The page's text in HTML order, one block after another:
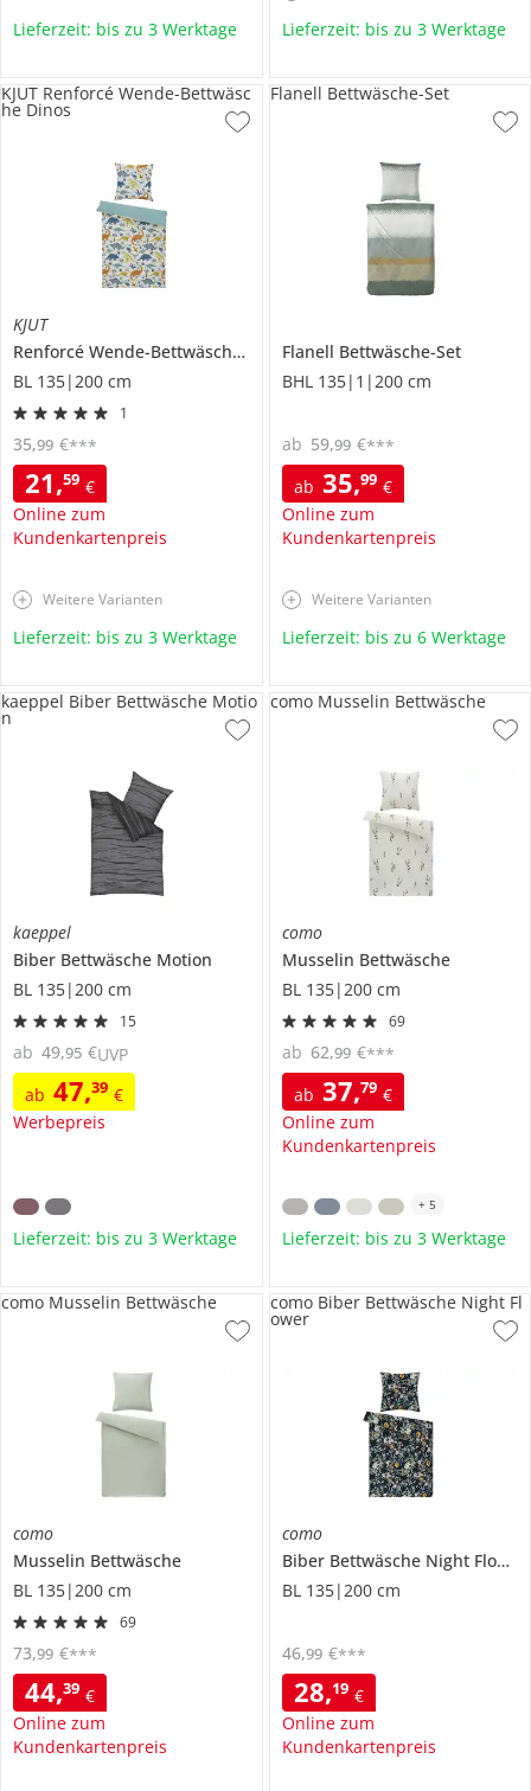
Lieferzeit: bis zu 3 Werktage Lieferzeit: bis zu 3 Werktage
KJUT
Renforcé Wende-Bettwäsche
Dinos
BL 135|200 cm
1
21,59 €
Online zum
Kundenkartenpreis
35,99 €***
KJUT Renforcé Wende-Bettwäsc
he Dinos
Weitere Varianten
Lieferzeit: bis zu 3 Werktage
Flanell Bettwäsche-Set
BHL 135|1|200 cm
ab 35,99 €
Online zum
Kundenkartenpreis
ab 59,99 €***
Flanell Bettwäsche-Set
Weitere Varianten
Lieferzeit: bis zu 6 Werktage
kaeppel
Biber Bettwäsche Motion
BL 135|200 cm
15
ab 47,39 €
Werbepreis
ab 49,95 €UVP
kaeppel Biber Bettwäsche Motio
n
Lieferzeit: bis zu 3 Werktage
como
Musselin Bettwäsche
BL 135|200 cm
69
ab 37,79 €
Online zum
Kundenkartenpreis
ab 62,99 €***
como Musselin Bettwäsche
+ 5
Lieferzeit: bis zu 3 Werktage
como
Musselin Bettwäsche
BL 135|200 cm
69
44,39 €
Online zum
Kundenkartenpreis
73,99 €***
como Musselin Bettwäsche
como
Biber Bettwäsche Night Flower
BL 135|200 cm
28,19 €
Online zum
Kundenkartenpreis
46,99 €***
como Biber Bettwäsche Night Fl
ower